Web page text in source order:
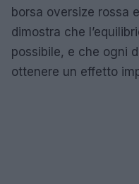
borsa oversize rossa
dimostra che
possibile, e che ogni
ottenere un effetto